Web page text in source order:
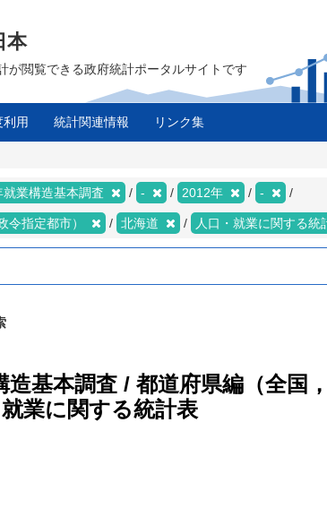
本
が閲覧できる政府統計ポータルサイトです
用 統計関連情報 リンク集
業構造基本調査 - 2012年 -
令指定都市） 北海道 人口・就業に関する統
基本調査 / 都道府県編（全国
業に関する統計表